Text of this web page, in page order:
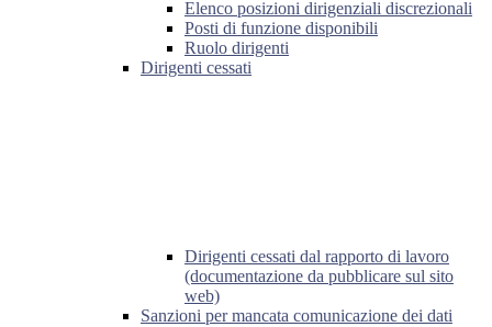
Elenco posizioni dirigenziali discrezionali
Posti di funzione disponibili
Ruolo dirigenti
Dirigenti cessati
Dirigenti cessati dal rapporto di lavoro
(documentazione da pubblicare sul sito
web)
Sanzioni per mancata comunicazione dei dati